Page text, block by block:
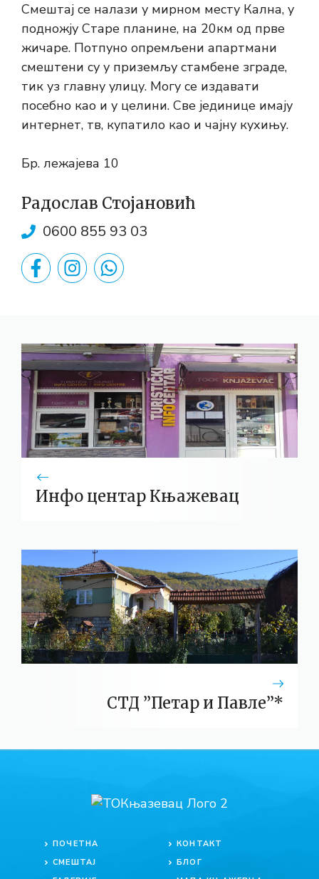
Смештај се налази у мирном месту Кална, у
подножју Старе планине, на 20км од прве
жичаре. Потпуно опремљени апартмани
смештени су у приземљу стамбене зграде,
тик уз главну улицу. Могу се издавати
посебно као и у целини. Све јединице имају
интернет, тв, купатило као и чајну кухињу.
Бр. лежајева 10
Радослав Стојановић
0600 855 93 03
Инфо центар Књажевац
СТД ”Петар и Павле”*
ПОЧЕТНА
СМЕШТАЈ
КОНТАКТ
БЛОГ